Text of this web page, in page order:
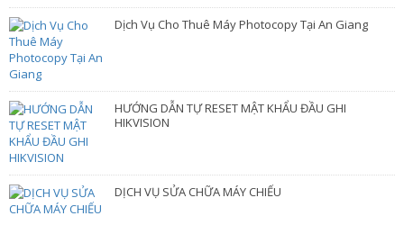
Dịch Vụ Cho Thuê Máy Photocopy Tại An Giang
HƯỚNG DẪN TỰ RESET MẬT KHẨU ĐẦU GHI
HIKVISION
DỊCH VỤ SỬA CHỮA MÁY CHIẾU